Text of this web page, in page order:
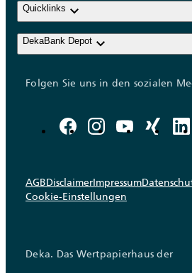
Quicklinks keyboard_arrow_down
DekaBank Depot keyboard_arrow_down
Folgen Sie uns in den sozialen
AGBDisclaimerImpressum
Cookie-Einstellungen
Deka. Das Wertpapierhaus der